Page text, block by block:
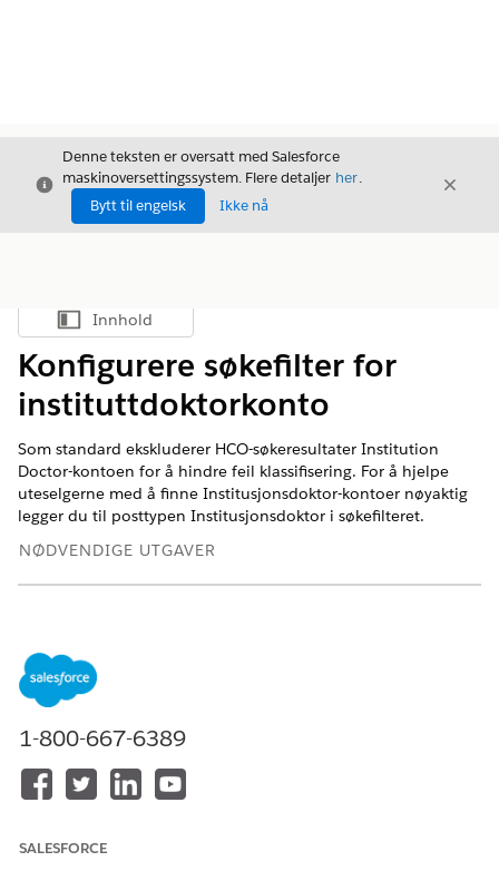
Avslutt
Denne teksten er oversatt med Salesforce
maskinoversettingssystem. Flere detaljer her.
Bytt til engelsk
Ikke nå
Avslutt
Vis innholdsfortegnelse
Innhold
Konfigurere søkefilter for
instituttdoktorkonto
Som standard ekskluderer HCO-søkeresultater Institution
Doctor-kontoen for å hindre feil klassifisering. For å hjelpe
uteselgerne med å finne Institusjonsdoktor-kontoer nøyaktig
legger du til posttypen Institusjonsdoktor i søkefilteret.
NØDVENDIGE UTGAVER
Sciences Cloud-lisens, Life Sciences Cloud for Customer
Engagement-tillegg og den administrerte pakken Life
Sciences Customer Engagement.
For å konfigurere posttypen
Finn og velg
1-800-667-6389
SALESFORCE